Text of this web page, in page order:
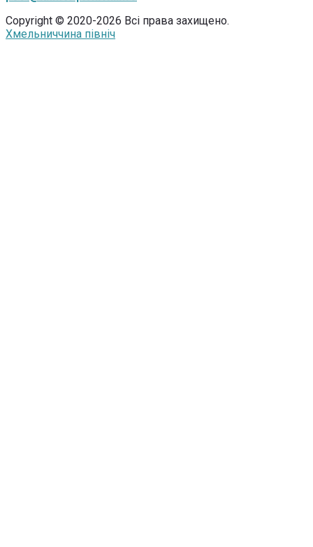
Copyright © 2020-2026 Всі права захищено.
Хмельниччина північ